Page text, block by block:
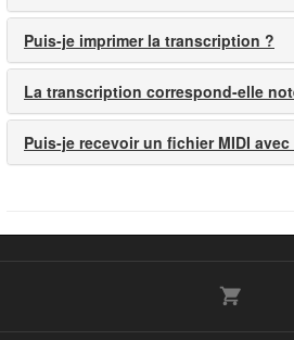
Puis-je imprimer la transcription ?
La transcription correspond-elle
Puis-je recevoir un fichier MIDI